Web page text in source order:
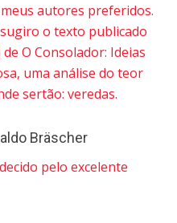
autores preferidos.
o texto publicado
O Consolador: Ideias
uma análise do teor
sertão: veredas.
Bräscher
pelo excelente